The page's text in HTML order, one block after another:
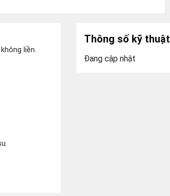
liền.
Thông số kỹ thuật
Đang cập nhật